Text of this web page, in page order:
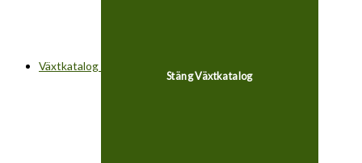
Växtkatalog
Stäng Växtkatalog